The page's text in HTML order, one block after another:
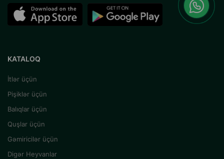
KATALOQ
İtlər üçün
Pişiklər üçün
Balıqlar üçün
Quşlar üçün
Gəmiricilər üçün
Digər Heyvanlar